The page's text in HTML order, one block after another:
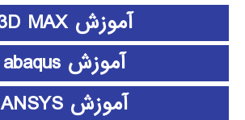
آموزش 3D MAX
آموزش abaqus
آموزش ANSYS